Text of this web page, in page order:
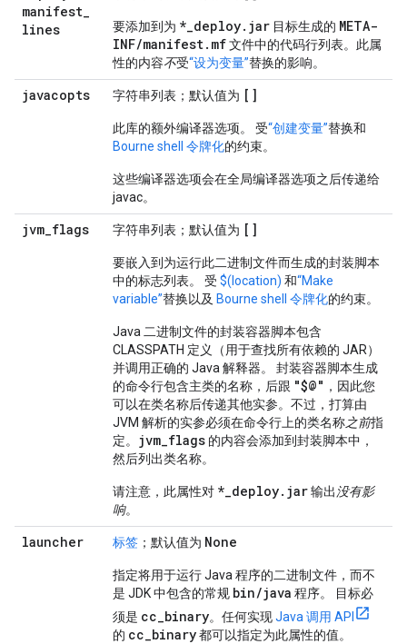
manifest_
lines
要添加到为 *_deploy. jar 目标生成的 META-
INF/manifest. mf文件中的代码行列表。此属
性的内容不受“设为变量”替换的影响。
javacopts 字符串列表；默认值为 []
此库的额外编译器选项。 受“创建变量”替换和
Bourne shell 令牌化的约束。
这些编译器选项会在全局编译器选项之后传递给
javac。
jvm_flags 字符串列表；默认值为 []
要嵌入到为运行此二进制文件而生成的封装脚本
中的标志列表。 受 $(location) 和“Make
variable”替换以及 Bourne shell 令牌化的约束。
Java 二进制文件的封装容器脚本包含
CLASSPATH 定义（用于查找所有依赖的 JAR）
并调用正确的 Java 解释器。 封装容器脚本生成
的命令行包含主类的名称，后跟 "$@" ，因此您
可以在类名称后传递其他实参。不过，打算由
JVM 解析的实参必须在命令行上的类名称之前指
定。 jvm_flags 的内容会添加到封装脚本中，
然后列出类名称。
请注意，此属性对 *_deploy.jar输出 没有影
响。
launcher 标签 ；默认值为 None
指定将用于运行 Java 程序的二进制文件，而不
是 JDK 中包含的常规 bin/java 程序。 目标必
须是 cc_binary。任何实现Java 调用 API
的 cc_binary都可以指定为此属性的值。